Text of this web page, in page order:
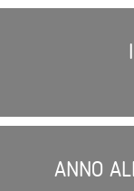
ANNO